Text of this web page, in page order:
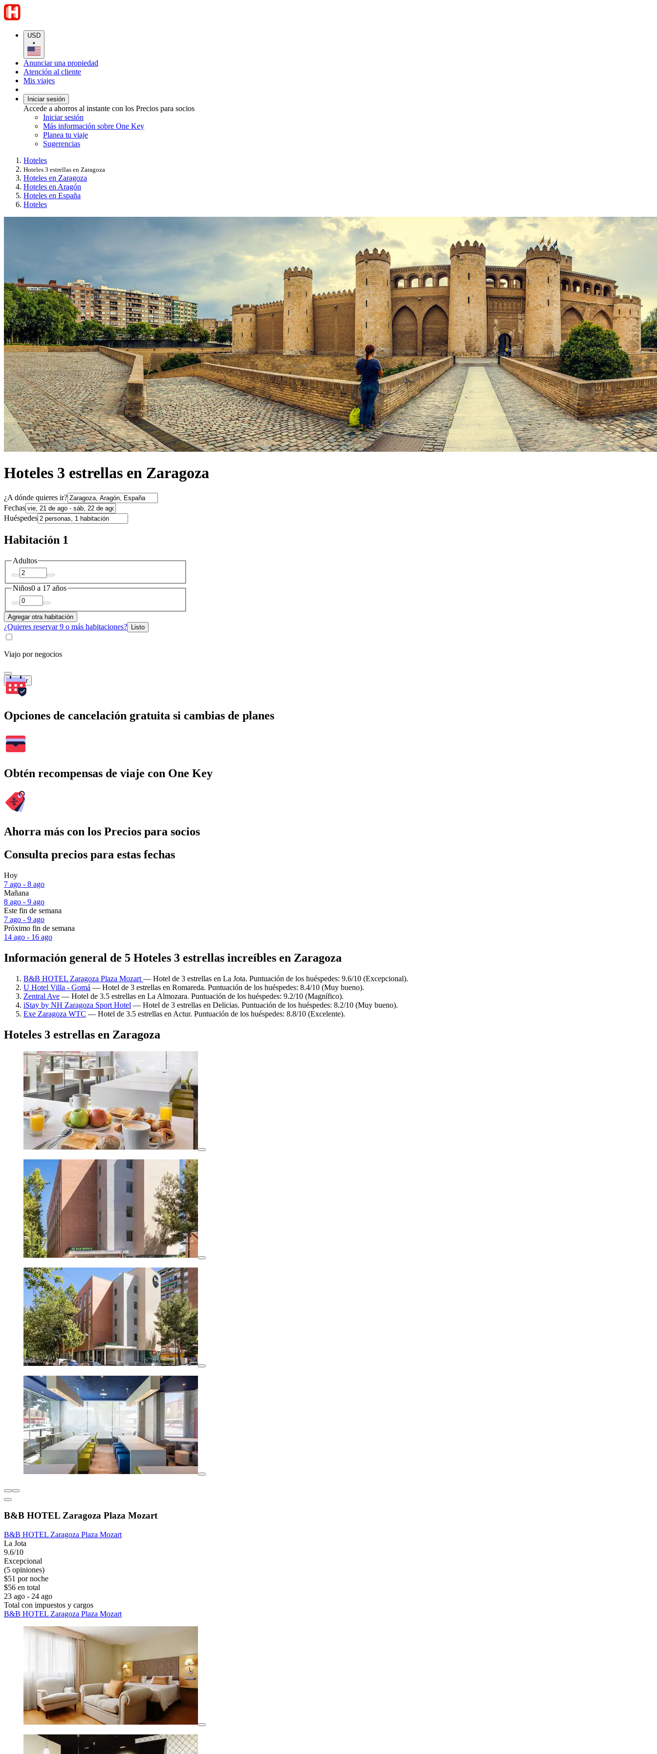
USD
•
Anunciar una propiedad
Atención al cliente
Mis viajes
Iniciar sesión
Accede a ahorros al instante con los Precios para socios
Iniciar sesión
Más información sobre One Key
Planea tu viaje
Sugerencias
Hoteles
Hoteles 3 estrellas en Zaragoza
Hoteles en Zaragoza
Hoteles en Aragón
Hoteles en España
Hoteles
Hoteles 3 estrellas en Zaragoza
¿A dónde quieres ir?
Fechas
Huéspedes
Habitación 1
Adultos
Niños0 a 17 años
Agregar otra habitación
¿Quieres reservar 9 o más habitaciones? Listo
Viajo por negocios
Buscar
Opciones de cancelación gratuita si cambias de planes
Obtén recompensas de viaje con One Key
Ahorra más con los Precios para socios
Consulta precios para estas fechas
Hoy
7 ago - 8 ago
Mañana
8 ago - 9 ago
Este fin de semana
7 ago - 9 ago
Próximo fin de semana
14 ago - 16 ago
Información general de 5 Hoteles 3 estrellas increíbles en Zaragoza
B&B HOTEL Zaragoza Plaza Mozart — Hotel de 3 estrellas en La Jota. Puntuación de los huéspedes: 9.6/10 (Excepcional).
U Hotel Villa - Gomá — Hotel de 3 estrellas en Romareda. Puntuación de los huéspedes: 8.4/10 (Muy bueno).
Zentral Ave — Hotel de 3.5 estrellas en La Almozara. Puntuación de los huéspedes: 9.2/10 (Magnífico).
iStay by NH Zaragoza Sport Hotel — Hotel de 3 estrellas en Delicias. Puntuación de los huéspedes: 8.2/10 (Muy bueno).
Exe Zaragoza WTC — Hotel de 3.5 estrellas en Actur. Puntuación de los huéspedes: 8.8/10 (Excelente).
Hoteles 3 estrellas en Zaragoza
B&B HOTEL Zaragoza Plaza Mozart
B&B HOTEL Zaragoza Plaza Mozart
La Jota
9.6/10
Excepcional
(5 opiniones)
$51 por noche
$56 en total
23 ago - 24 ago
Total con impuestos y cargos
B&B HOTEL Zaragoza Plaza Mozart